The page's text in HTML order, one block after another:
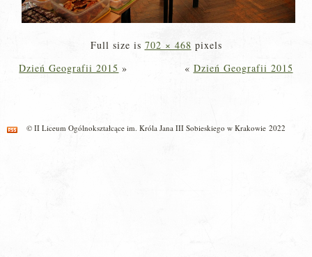
Full size is 702 × 468 pixels
Dzień Geografii 2015 » « Dzień Geografii 2015
© II Liceum Ogólnokształcące im. Króla Jana III Sobieskiego w Krakowie 2022